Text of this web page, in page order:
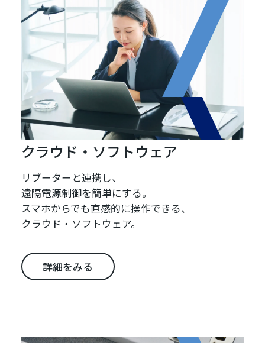
クラウド・ソフトウェア
リブーターと連携し、
遠隔電源制御を簡単にする。
スマホからでも直感的に操作できる、
クラウド・ソフトウェア。
詳細をみる